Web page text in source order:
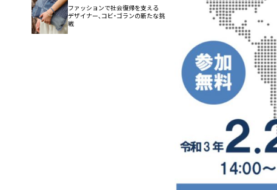
ファッションで社会復帰を支える
デザイナー、コビ・ゴランの新たな挑
戦